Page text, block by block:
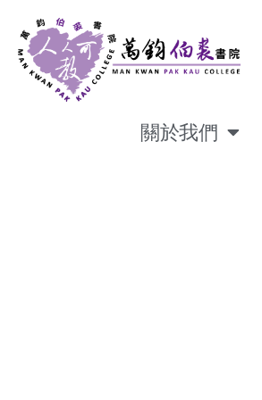
關於我們